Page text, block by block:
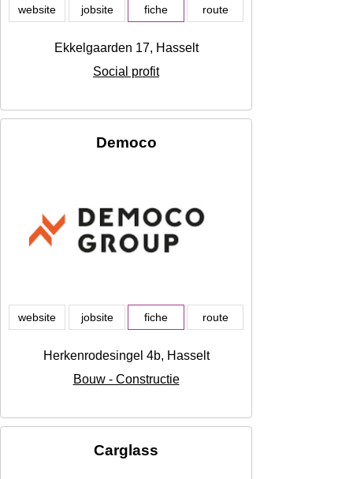
website jobsite fiche route
Ekkelgaarden 17, Hasselt
Social profit
Democo
website jobsite fiche route
Herkenrodesingel 4b, Hasselt
Bouw - Constructie
Carglass